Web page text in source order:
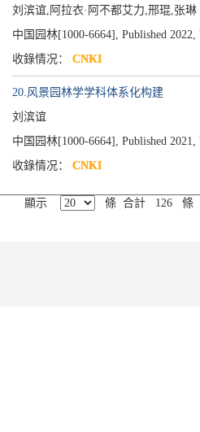
刘滨谊,阿拉衣·阿不都艾力,邢琨,张琳
中国园林[1000-6664], Published 2022,
收錄情况： CNKI
20.风景园林学学科体系化构建
刘滨谊
中国园林[1000-6664], Published 2021,
收錄情况： CNKI
顯示 條 合計 126 條